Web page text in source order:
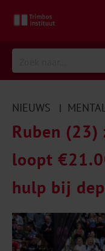
NIEUWS |
Ruben
loopt
hulp bij